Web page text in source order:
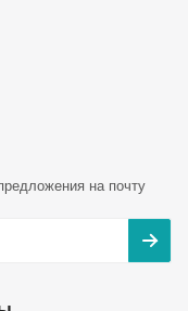
на почту